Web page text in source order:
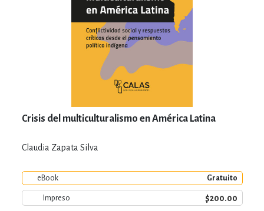
Crisis del multiculturalismo en América Latina
Claudia Zapata Silva
eBook Gratuito
Impreso $200.00